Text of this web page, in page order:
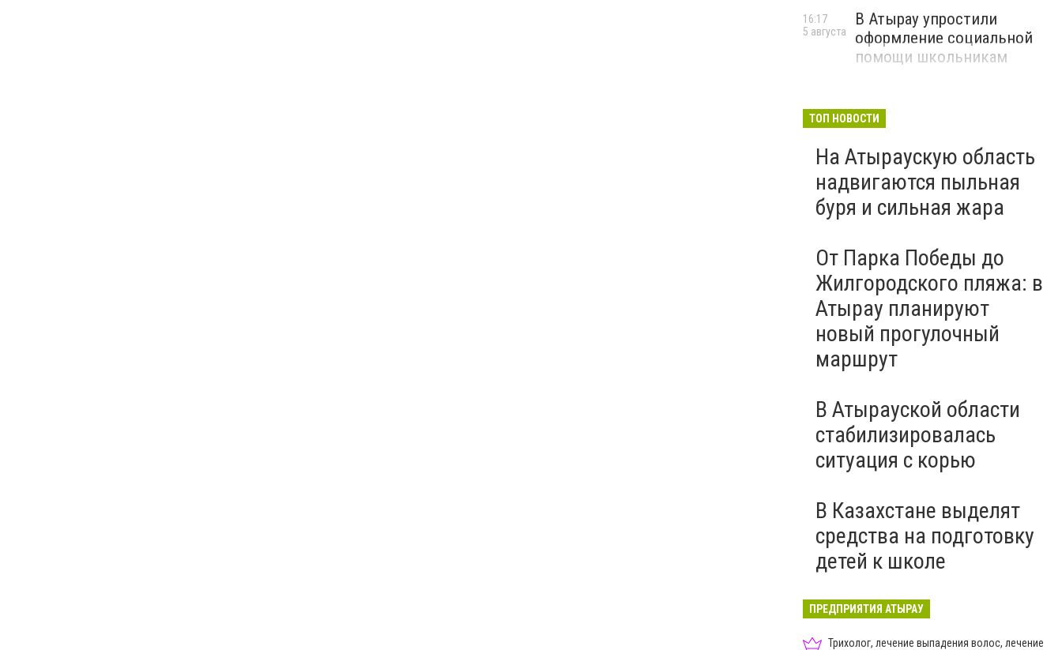
В Атырау упростили
оформление социальной
помощи школьникам
16:17
5 августа
ТОП НОВОСТИ
На Атыраускую область
надвигаются пыльная
буря и сильная жара
От Парка Победы до
Жилгородского пляжа: в
Атырау планируют
новый прогулочный
маршрут
В Атырауской области
стабилизировалась
ситуация с корью
В Казахстане выделят
средства на подготовку
детей к школе
ПРЕДПРИЯТИЯ АТЫРАУ
Трихолог, лечение выпадения волос, лечение